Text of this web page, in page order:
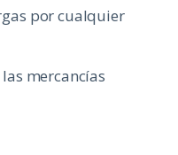
por cualquier
mercancías